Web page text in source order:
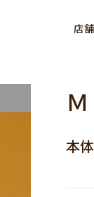
店
本体